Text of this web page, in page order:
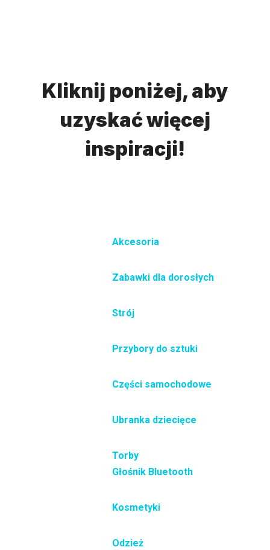
Kliknij poniżej, aby
uzyskać więcej
inspiracji!
Akcesoria
Zabawki dla dorosłych
Strój
Przybory do sztuki
Części samochodowe
Ubranka dziecięce
Torby
Głośnik Bluetooth
Kosmetyki
Odzież